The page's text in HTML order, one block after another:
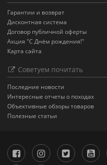
Гарантии и возврат
Дисконтная система
Договор публичной оферты
Акция "С Днём рождения!"
Карта сайта
Советуем почитать
Последние новости
Интересные отчеты о походах
Объективные обзоры товаров
Полезные статьи